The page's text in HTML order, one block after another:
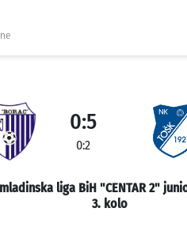
0:5
0:2
liga BiH "CENTAR 2"
3. kolo